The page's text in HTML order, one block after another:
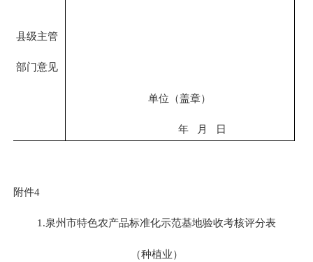
县级主管
部门意见
单位（盖章）
年 月 日
附件4
1.泉州市特色农产品标准化示范基地验收考核评分表
（种植业）